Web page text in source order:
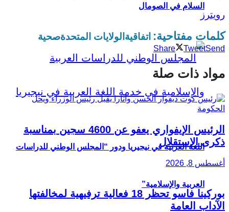
السلام في الصومال
اللغة العربية في نيجيريا ودور “المجلس الوطني للدراسات
العربية والإسلامية”
رويترز
كلمات مفتاحية: اتفاقية الولايات المتحدةصحية
Share TweetSend
مواد ذات صلة
الرئيس الإيفواري يعفو عن 4600 سجين بمناسبة
ذكرى الاستقلال
أغسطس 8, 2026
بوركينا فاسو تحظر 18 فعالية ترفيهية لمخالفتها
الآداب العامة